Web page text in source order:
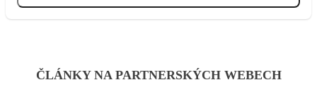
ČLÁNKY NA PARTNERSKÝCH WEBECH